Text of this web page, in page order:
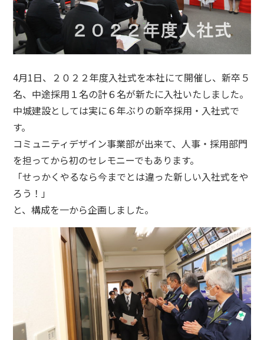
4月1日、２０２２年度入社式を本社にて開催し、新卒５
名、中途採用１名の計６名が新たに入社いたしました。
中城建設としては実に６年ぶりの新卒採用・入社式で
す。
コミュニティデザイン事業部が出来て、人事・採用部門
を担ってから初のセレモニーでもあります。
「せっかくやるなら今までとは違った新しい入社式をや
ろう！」
と、構成を一から企画しました。